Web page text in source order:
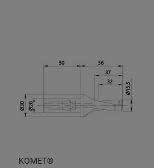
KOMET®